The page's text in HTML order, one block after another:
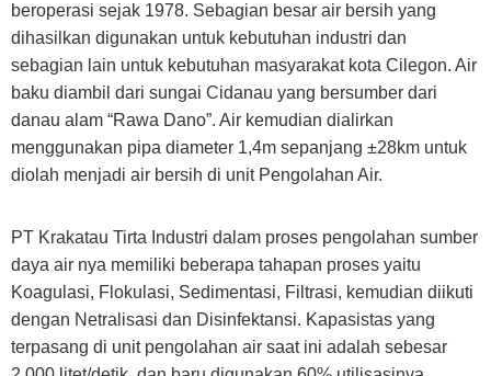
beroperasi sejak 1978. Sebagian besar air bersih yang
dihasilkan digunakan untuk kebutuhan industri dan
sebagian lain untuk kebutuhan masyarakat kota Cilegon. Air
baku diambil dari sungai Cidanau yang bersumber dari
danau alam “Rawa Dano”. Air kemudian dialirkan
menggunakan pipa diameter 1,4m sepanjang ±28km untuk
diolah menjadi air bersih di unit Pengolahan Air.
PT Krakatau Tirta Industri dalam proses pengolahan sumber
daya air nya memiliki beberapa tahapan proses yaitu
Koagulasi, Flokulasi, Sedimentasi, Filtrasi, kemudian diikuti
dengan Netralisasi dan Disinfektansi. Kapasistas yang
terpasang di unit pengolahan air saat ini adalah sebesar